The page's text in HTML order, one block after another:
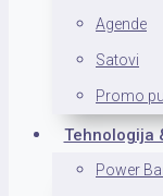
Agende
Satovi
Promo
Tehnologija
Power